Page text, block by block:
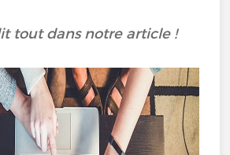
tout dans notre article !